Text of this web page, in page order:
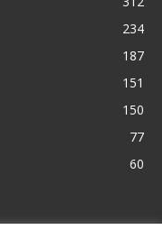
234
187
151
150
77
60